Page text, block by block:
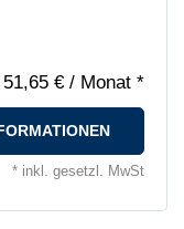
51,65 € / Monat *
* inkl. gesetzl. MwSt